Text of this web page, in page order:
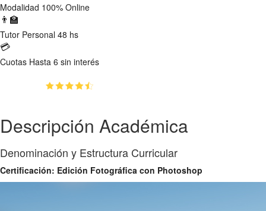
Modalidad 100% Online
👨‍🏫
Tutor Personal 48 hs
💳
Cuotas Hasta 6 sin interés
Descripción Académica
Denominación y Estructura Curricular
Certificación: Edición Fotográfica con Photoshop